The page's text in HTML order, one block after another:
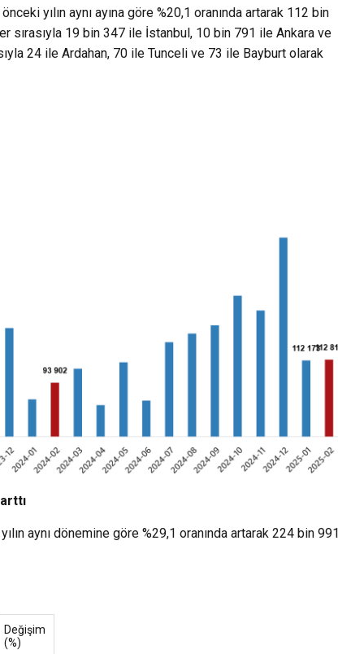
yılın aynı ayına göre %20,1 oranında artarak 112 bin
sırasıyla 19 bin 347 ile İstanbul, 10 bin 791 ile Ankara ve
24 ile Ardahan, 70 ile Tunceli ve 73 ile Bayburt olarak
aynı dönemine göre %29,1 oranında artarak 224 bin 991
Değişim
(%)